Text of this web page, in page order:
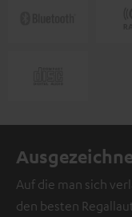
Auf die man sich
den besten